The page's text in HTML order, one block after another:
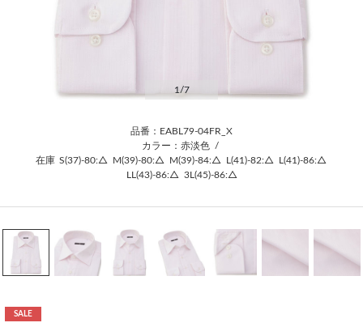
1/7
品番：EABL79-04FR_X
カラー：赤淡色 /
在庫 S(37)-80:△ M(39)-80:△ M(39)-84:△ L(41)-82:△
L(41)-86:△
LL(43)-86:△ 3L(45)-86:△
SALE